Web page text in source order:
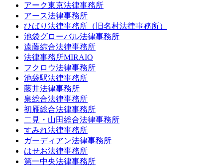
アーク東京法律事務所
アース法律事務所
ひばり法律事務所（旧名村法律事務所）
池袋グローバル法律事務所
遠藤綜合法律事務所
法律事務所MIRAIO
フクロウ法律事務所
池袋駅法律事務所
藤井法律事務所
泉総合法律事務所
初雁総合法律事務所
二見・山田総合法律事務所
すみれ法律事務所
ガーディアン法律事務所
はせお法律事務所
第一中央法律事務所